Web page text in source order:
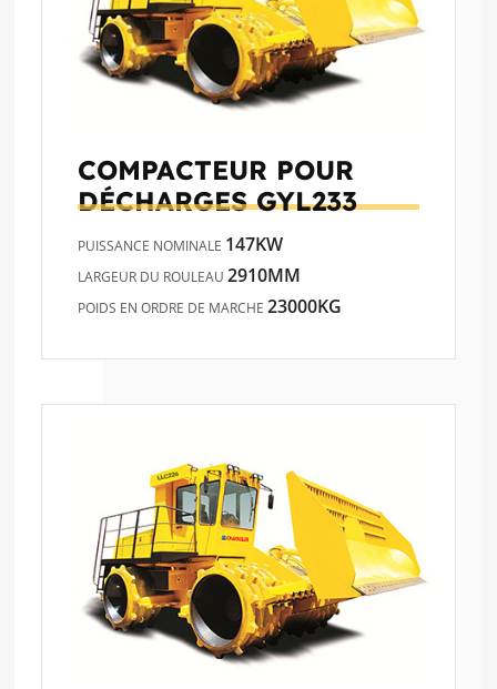
COMPACTEUR POUR
DÉCHARGESGYL233
PUISSANCE NOMINALE 147KW
LARGEUR DU ROULEAU2910MM
POIDS EN ORDRE DE MARCHE23000KG